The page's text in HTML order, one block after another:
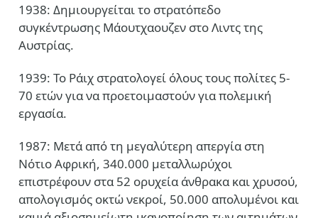
1938: Δημιουργείται το στρατόπεδο
συγκέντρωσης Μάουτχαουζεν στο Λιντς της
Αυστρίας.
1939: Το Ράιχ στρατολογεί όλους τους πολίτες 5-
70 ετών για να προετοιμαστούν για πολεμική
εργασία.
1987: Μετά από τη μεγαλύτερη απεργία στη
Νότιο Αφρική, 340.000 μεταλλωρύχοι
επιστρέφουν στα 52 ορυχεία άνθρακα και χρυσού,
απολογισμός οκτώ νεκροί, 50.000 απολυμένοι και